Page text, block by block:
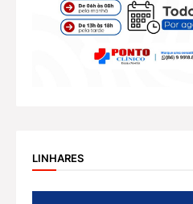
LINHARES